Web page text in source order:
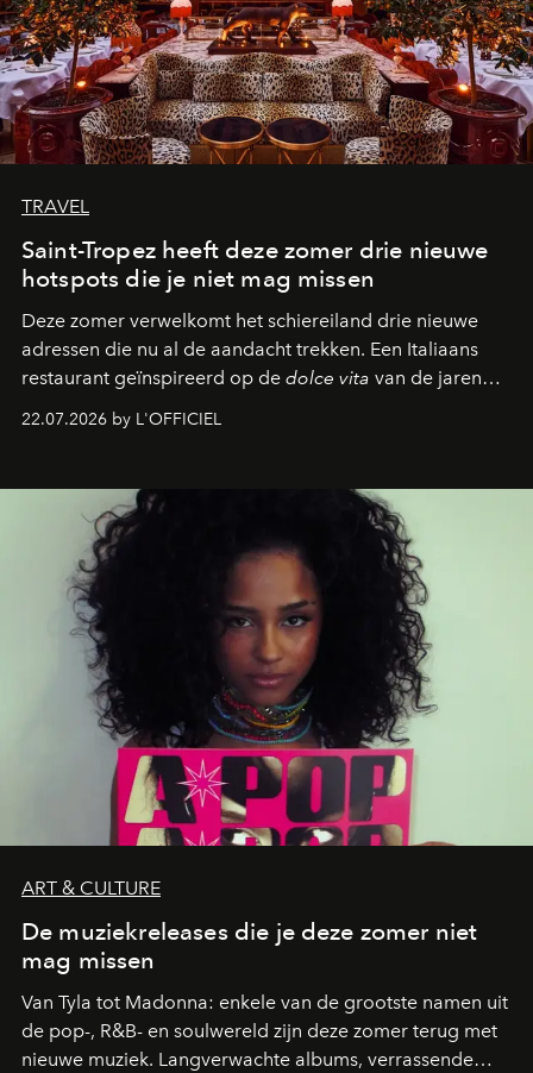
TRAVEL
Saint-Tropez heeft deze zomer drie nieuwe
hotspots die je niet mag missen
Deze zomer verwelkomt het schiereiland drie nieuwe
adressen die nu al de aandacht trekken. Een Italiaans
restaurant geïnspireerd op de dolce vita van de jaren
zestig, een Japanse hotspot die na zonsondergang
verandert in een bruisende ontmoetingsplek en de
neerstrijkt in Saint-Tropez. Dit zijn de nieuwe adressen
die deze zomer de toon zetten, van lange lunches tot
zwoele nachten.
22.07.2026 by L'OFFICIEL
ART & CULTURE
De muziekreleases die je deze zomer niet
mag missen
Van Tyla tot Madonna: enkele van de grootste namen uit
de pop-, R&B- en soulwereld zijn deze zomer terug met
nieuwe muziek. Langverwachte albums, verrassende